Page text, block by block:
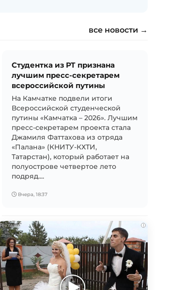
все новости →
Студентка из РТ признана
лучшим пресс-секретарем
всероссийской путины
На Камчатке подвели итоги
Всероссийской студенческой
путины «Камчатка – 2026». Лучшим
пресс-секретарем проекта стала
Джамиля Фаттахова из отряда
«Палана» (КНИТУ-КХТИ,
Татарстан), который работает на
полуострове четвертое лето
подряд....
Вчера, 18:37
i